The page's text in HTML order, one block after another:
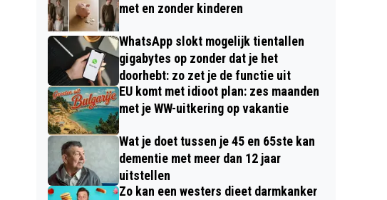
met en zonder kinderen
WhatsApp slokt mogelijk tientallen
gigabytes op zonder dat je het
doorhebt: zo zet je de functie uit
EU komt met idioot plan: zes maanden
met je WW-uitkering op vakantie
Wat je doet tussen je 45 en 65ste kan
dementie met meer dan 12 jaar
uitstellen
Zo kan een westers dieet darmkanker